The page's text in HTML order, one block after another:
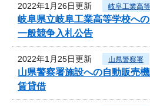
2022年1月26日更新 岐阜工業高
岐阜県立岐阜工業高等学校へ
一般競争入札公告
2022年1月25日更新 山県警察署
山県警察署施設への自動販売
賃貸借